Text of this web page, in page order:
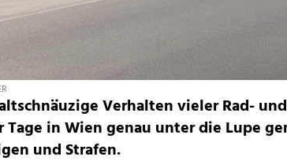
Verhalten vieler Rad-
Tage in Wien genau unter die Lupe
und Strafen.